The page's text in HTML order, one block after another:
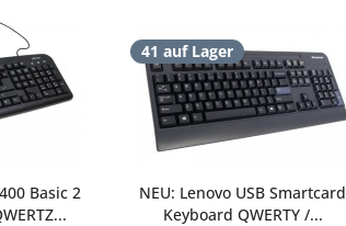
Basic 2
41 auf Lager
NEU: Lenovo USB Smartcard
Keyboard QWERTY /...